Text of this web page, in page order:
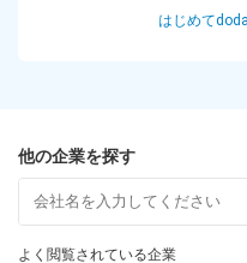
月給30万円～34万円＋ 各種
■給与にプラスしてもらえる
◆通勤手当（上限月10万円）
◆深夜勤務手当
◆単身赴任手当
◆残業手当
はじめて
他の企業を探す
よく閲覧されている企業